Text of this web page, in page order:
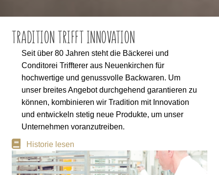
TRADITION TRIFFT INNOVATION
Seit über 80 Jahren steht die Bäckerei und
Conditorei Triffterer aus Neuenkirchen für
hochwertige und genussvolle Backwaren. Um
unser breites Angebot durchgehend garantieren zu
können, kombinieren wir Tradition mit Innovation
und entwickeln stetig neue Produkte, um unser
Unternehmen voranzutreiben.
Historie lesen